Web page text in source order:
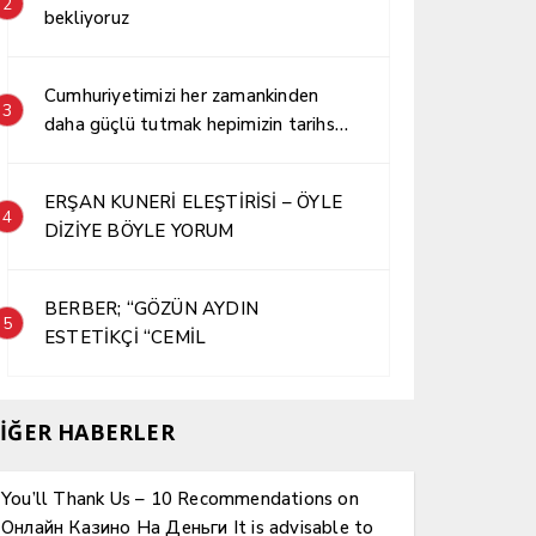
bekliyoruz
3
Cumhuriyetimizi her zamankinden
daha güçlü tutmak hepimizin tarihsel
4
ERŞAN KUNERİ ELEŞTİRİSİ – ÖYLE
DİZİYE BÖYLE YORUM
5
BERBER; “GÖZÜN AYDIN
ESTETİKÇİ “CEMİL
HABERLER
You’ll Thank Us – 10 Recommendations on
Онлайн Казино На Деньги It is advisable to